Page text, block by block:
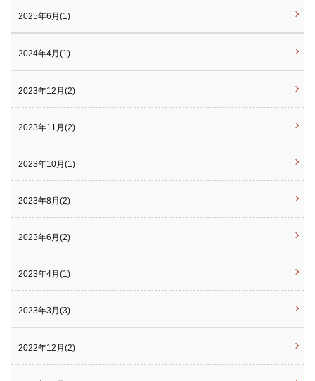
2025年6月(1)
2024年4月(1)
2023年12月(2)
2023年11月(2)
2023年10月(1)
2023年8月(2)
2023年6月(2)
2023年4月(1)
2023年3月(3)
2022年12月(2)